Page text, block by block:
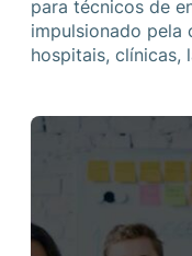
para técnicos de
impulsionado pela
hospitais, clínicas,